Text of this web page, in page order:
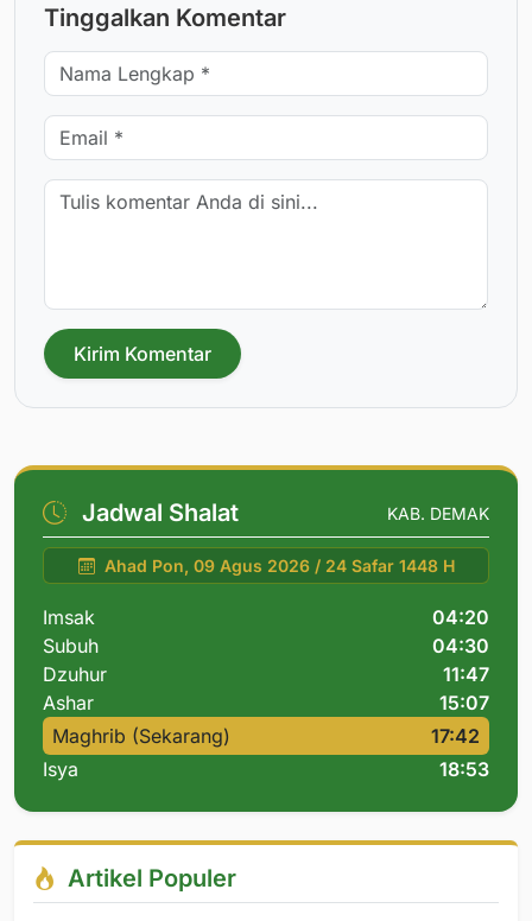
Tinggalkan Komentar
Kirim Komentar
Jadwal Shalat KAB. DEMAK
Ahad Pon, 09 Agus 2026 / 24 Safar 1448 H
Imsak
04:20
Subuh
04:30
Dzuhur
11:47
Ashar
15:07
Maghrib (Sekarang)
17:42
Isya
18:53
Artikel Populer